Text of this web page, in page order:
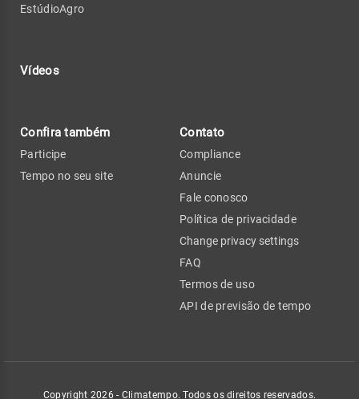
EstúdioAgro
Vídeos
Confira também
Participe
Tempo no seu site
Contato
Compliance
Anuncie
Fale conosco
Política de privacidade
Change privacy settings
FAQ
Termos de uso
API de previsão de tempo
Copyright 2026 - Climatempo. Todos os direitos reservados.